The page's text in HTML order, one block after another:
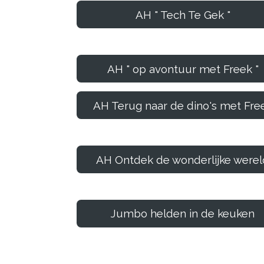
AH " Tech Te Gek "
AH " op avontuur met Freek "
AH Terug naar de dino's met
AH Ontdek de wonderlijke
Jumbo helden in de keuken